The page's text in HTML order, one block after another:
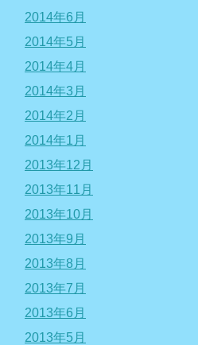
2014年6月
2014年5月
2014年4月
2014年3月
2014年2月
2014年1月
2013年12月
2013年11月
2013年10月
2013年9月
2013年8月
2013年7月
2013年6月
2013年5月